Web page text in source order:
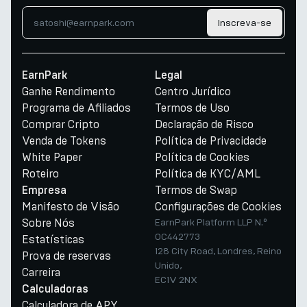
Inscreva-se
EarnPark
Ganhe Rendimento
Programa de Afiliados
Comprar Cripto
Venda de Tokens
White Paper
Roteiro
Empresa
Manifesto de Visão
Sobre Nós
Estatísticas
Prova de reservas
Carreira
Calculadoras
Legal
Centro Jurídico
Termos de Uso
Declaração de Risco
Política de Privacidade
Política de Cookies
Política de KYC/AML
Termos de Swap
Configurações de Cookies
EarnPark Platform LLP N.º
OC442773
128 City Road, Londres, Reino
Unido,
EC1V 2NX